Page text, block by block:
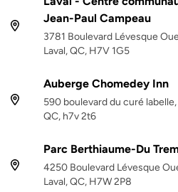
Jean-Paul Campeau
3781 Boulevard Lévesque
Laval, QC, H7V 1G5
Auberge Chomedey Inn
590 boulevard du curé labelle,
QC, h7v 2t6
Parc Berthiaume-Du
4250 Boulevard Lévesque
Laval, QC, H7W 2P8